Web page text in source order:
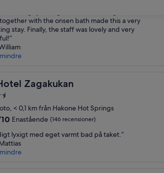
recensioner)
with the onsen bath made this a very
stay. Finally, the staff was lovely and very
Zagakukan
Zagakukan
< 0,1 km från Hakone Hot Springs
Enastående (146 recensioner)
lyxigt med eget varmt bad på taket.”